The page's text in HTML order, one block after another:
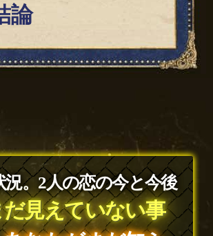
論
。2人の恋の今と今後
見えていない事